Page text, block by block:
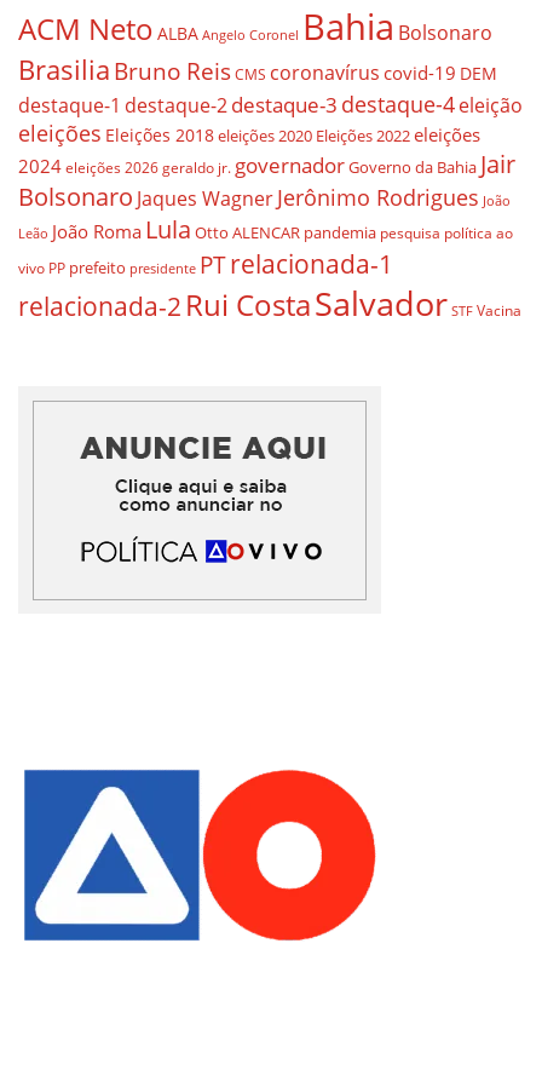
ACM Neto ALBA Angelo Coronel Bahia Bolsonaro
BrasiliaBruno ReisCMS coronavírus covid-19 DEM
destaque-1 destaque-2destaque-3 destaque-4eleição
eleições Eleições 2018eleições 2020 Eleições 2022eleições
2024 eleições 2026 geraldo jr. governadorGoverno da Bahia Jair
Bolsonaro Jaques WagnerJerônimo Rodrigues João
Leão João Roma Lula Otto ALENCAR pandemia pesquisa política ao
vivo PP prefeito presidente PTrelacionada-1
relacionada-2 Rui CostaSalvador STF Vacina